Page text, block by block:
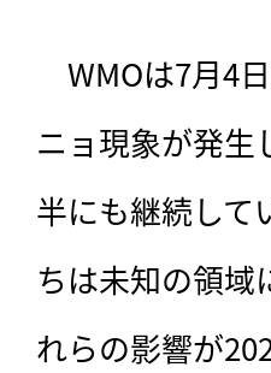
WMOは7月4
ニョ現象が発生
半にも継続して
ちは未知の領域
れらの影響が